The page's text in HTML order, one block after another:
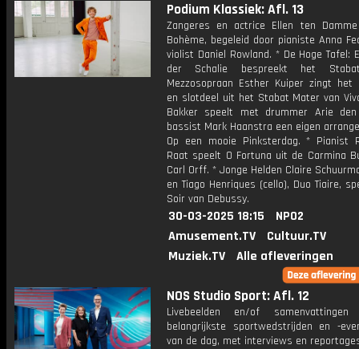
Podium Klassiek: Afl. 13
Zangeres en actrice Ellen ten
Bohème, begeleid door pianiste Anna
violist Daniel Rowland. * De Hoge Tafel:
der Schalie bespreekt het
Mezzosopraan Esther Kuiper zingt het
en slotdeel uit het Stabat Mater van
Bakker speelt met drummer Arie
bassist Mark Haanstra een eigen
Op een mooie Pinksterdag. * Pianist
Raat speelt O Fortuna uit de Carmina
Carl Orff. * Jonge Helden Claire
en Tiago Henriques (cello), Duo Tiaire,
Soir van Debussy.
30-03-2025 18:15
NPO2
Amusement.TV
Cultuur.TV
Muziek.TV
Alle afleveringen
NOS Studio Sport: Afl. 12
Livebeelden en/of
belangrijkste sportwedstrijden en -
van de dag, met interviews en